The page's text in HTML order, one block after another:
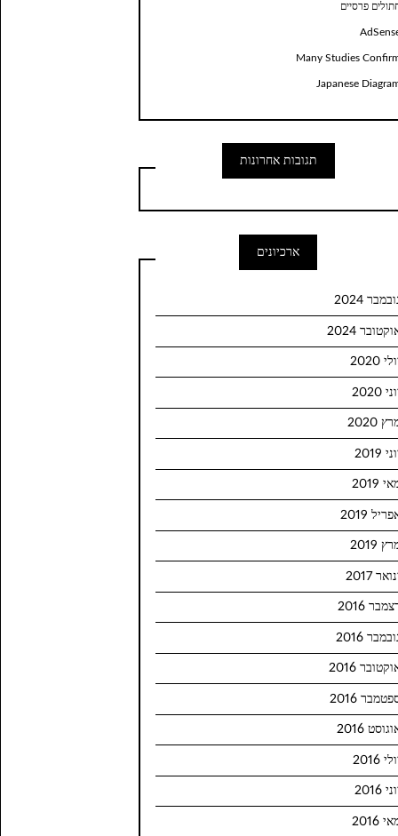
פרסיים
Many Studies
Japanese
תגובות אחרונות
ארכיונים
2024
2024
2020
2020
2020
2019
2019
2019
2019
2017
2016
2016
2016
2016
2016
2016
2016
2016